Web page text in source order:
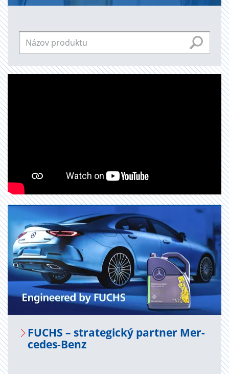
Product
Name
FUCHS – stra­te­gic­ký par­tner Mer­
ce­des-Benz